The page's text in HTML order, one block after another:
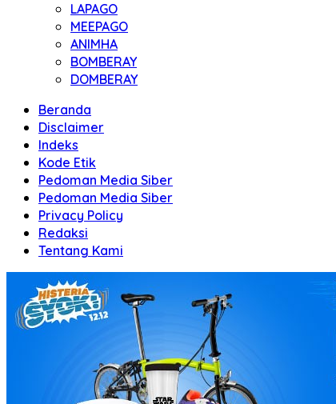
LAPAGO
MEEPAGO
ANIMHA
BOMBERAY
DOMBERAY
Beranda
Disclaimer
Indeks
Kode Etik
Pedoman Media Siber
Pedoman Media Siber
Privacy Policy
Redaksi
Tentang Kami